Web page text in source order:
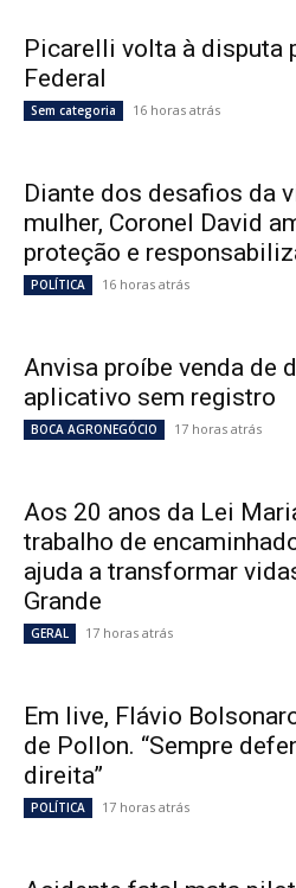
Picarelli volta à disputa
Federal
Sem categoria 16 horas atrás
Diante dos desafios da
mulher, Coronel David
proteção e
POLÍTICA 16 horas atrás
Anvisa proíbe venda de
aplicativo sem registro
BOCA AGRONEGÓCIO 17 horas atrás
Aos 20 anos da Lei
trabalho de
ajuda a transformar
Grande
GERAL 17 horas atrás
Em live, Flávio
de Pollon. “Sempre
direita”
POLÍTICA 17 horas atrás